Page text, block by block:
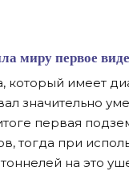
мирупервое
имеет
значительно
первая
тогда при
тоннелей на это